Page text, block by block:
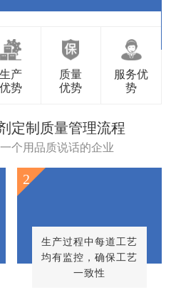
生产
优势
质量
优势
服务优
势
定制质量管理流程
个用品质说话的企业
生产过程中每道工艺
均有监控，确保工艺
一致性
2